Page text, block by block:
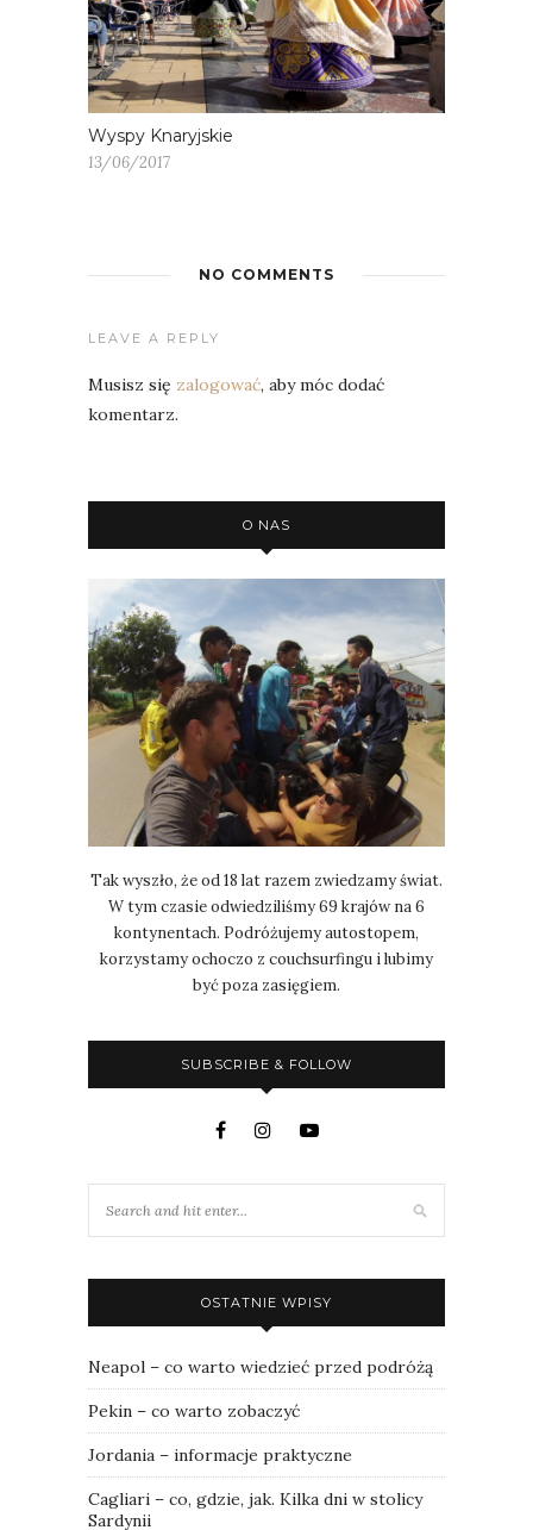
Wyspy Knaryjskie
13/06/2017
NO COMMENTS
LEAVE A REPLY
Musisz się zalogować, aby móc dodać
komentarz.
O NAS
Tak wyszło, że od 18 lat razem zwiedzamy świat.
W tym czasie odwiedziliśmy 69 krajów na 6
kontynentach. Podróżujemy autostopem,
korzystamy ochoczo z couchsurfingu i lubimy
być poza zasięgiem.
SUBSCRIBE & FOLLOW
OSTATNIE WPISY
Neapol – co warto wiedzieć przed podróżą
Pekin – co warto zobaczyć
Jordania – informacje praktyczne
Cagliari – co, gdzie, jak. Kilka dni w stolicy
Sardynii